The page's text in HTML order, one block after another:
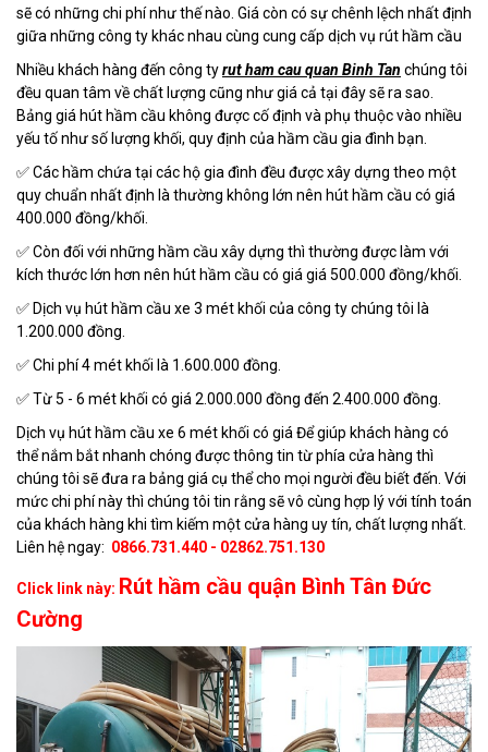
sẽ có những chi phí như thế nào. Giá còn có sự chênh lệch nhất định
giữa những công ty khác nhau cùng cung cấp dịch vụ rút hầm cầu
Nhiều khách hàng đến công tyrut ham cau quan Binh Tan chúng tôi
đều quan tâm về chất lượng cũng như giá cả tại đây sẽ ra sao.
Bảng giá hút hầm cầu không được cố định và phụ thuộc vào nhiều
yếu tố như số lượng khối, quy định của hầm cầu gia đình bạn.
✅ Các hầm chứa tại các hộ gia đình đều được xây dựng theo một
quy chuẩn nhất định là thường không lớn nên hút hầm cầu có giá
400.000 đồng/khối.
✅ Còn đối với những hầm cầu xây dựng thì thường được làm với
kích thước lớn hơn nên hút hầm cầu có giá giá 500.000 đồng/khối.
✅ Dịch vụ hút hầm cầu xe 3 mét khối của công ty chúng tôi là
1.200.000 đồng.
✅ Chi phí 4 mét khối là 1.600.000 đồng.
✅ Từ 5 - 6 mét khối có giá 2.000.000 đồng đến 2.400.000 đồng.
Dịch vụ hút hầm cầu xe 6 mét khối có giá Để giúp khách hàng có
thể nắm bắt nhanh chóng được thông tin từ phía cửa hàng thì
chúng tôi sẽ đưa ra bảng giá cụ thể cho mọi người đều biết đến. Với
mức chi phí này thì chúng tôi tin rằng sẽ vô cùng hợp lý với tính toán
của khách hàng khi tìm kiếm một cửa hàng uy tín, chất lượng nhất.
Liên hệ ngay: 0866.731.440 - 02862.751.130
Click link này: Rút hầm cầu quận Bình Tân Đức
Cường